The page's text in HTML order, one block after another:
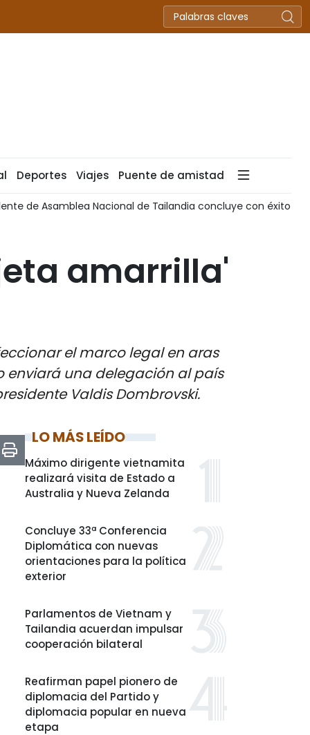
Deportes Viajes Puente de amistad
de Asamblea Nacional de Tailandia concluye con éxito
amarrilla'
el marco legal en aras
enviará una delegación al país
Valdis Dombrovski.
LO MÁS LEÍDO
Máximo dirigente vietnamita
realizará visita de Estado a
Australia y Nueva Zelanda
Concluye 33ª Conferencia
Diplomática con nuevas
orientaciones para la política
exterior
Parlamentos de Vietnam y
Tailandia acuerdan impulsar
cooperación bilateral
Reafirman papel pionero de
diplomacia del Partido y
diplomacia popular en nueva
etapa